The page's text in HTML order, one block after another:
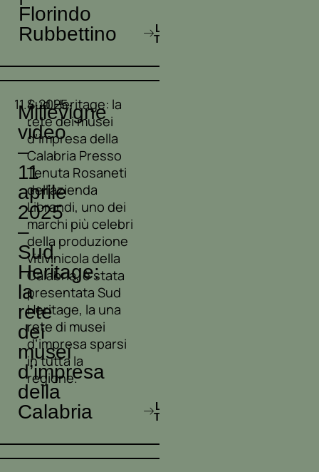
Florindo
Rubbettino
LEGGI
TUTTO
11.4.2025
Millevigne
video
–
11
aprile
2025
–
Sud
Heritage:
la
rete
dei
musei
d’impresa
della
Calabria
Sud Heritage: la
rete dei musei
d’impresa della
Calabria Presso
Tenuta Rosaneti
dell’azienda
Librandi, uno dei
marchi più celebri
della produzione
vitivinicola della
Calabria, è stata
presentata Sud
Heritage, la una
rete di musei
d’impresa sparsi
in tutta la
regione.
LEGGI
TUTTO